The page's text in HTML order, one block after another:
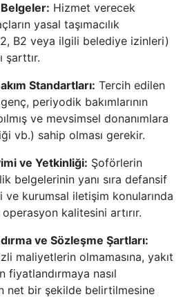
Hizmet verecek
yasal taşımacılık
B2 veya ilgili belediye izinleri)
şarttır.
Standartları: Tercih edilen
periyodik bakımlarının
ve mevsimsel donanımlara
vb.) sahip olması gerekir.
ve Yetkinliği: Şoförlerin
belgelerinin yanı sıra defansif
ve kurumsal iletişim konularında
kalitesini artırır.
ve Sözleşme Şartları:
maliyetlerin olmamasına, yakıt
fiyatlandırmaya nasıl
net bir şekilde belirtilmesine